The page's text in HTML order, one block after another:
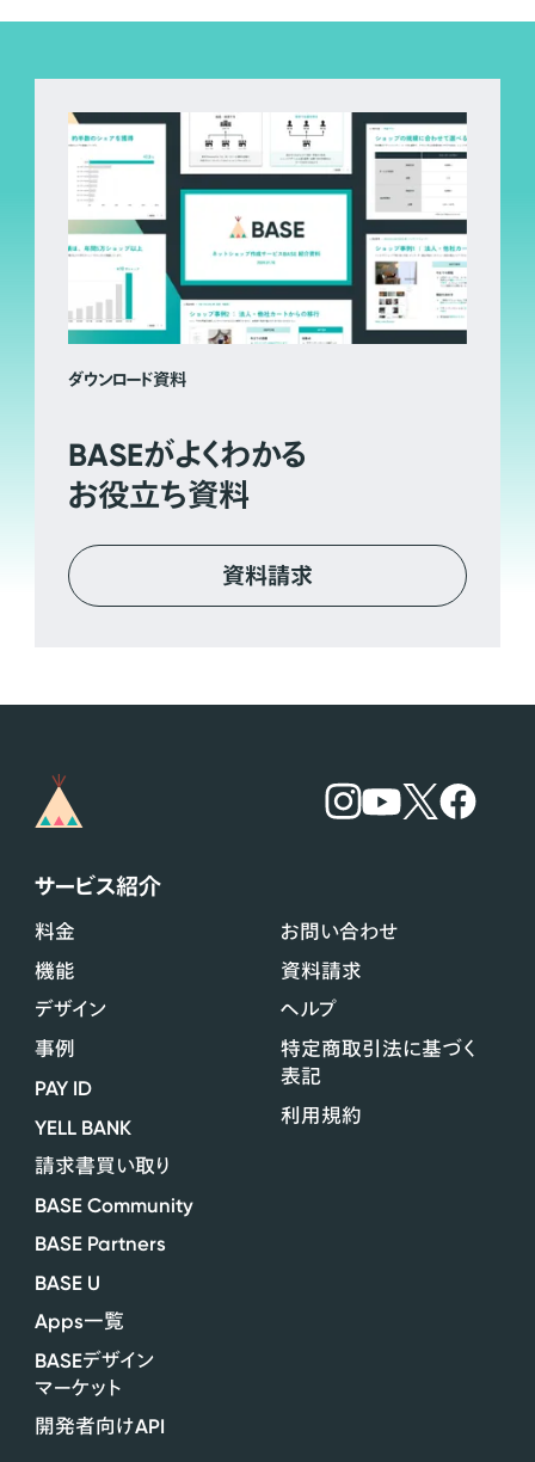
ダウンロード資料
BASEがよくわかる
お役立ち資料
資料請求
サービス紹介
料金
機能
デザイン
事例
PAY ID
YELL BANK
請求書買い取り
BASE Community
BASE Partners
BASE U
Apps一覧
BASEデザイン
マーケット
開発者向けAPI
お問い合わせ
資料請求
ヘルプ
特定商取引法に基づく
表記
利用規約